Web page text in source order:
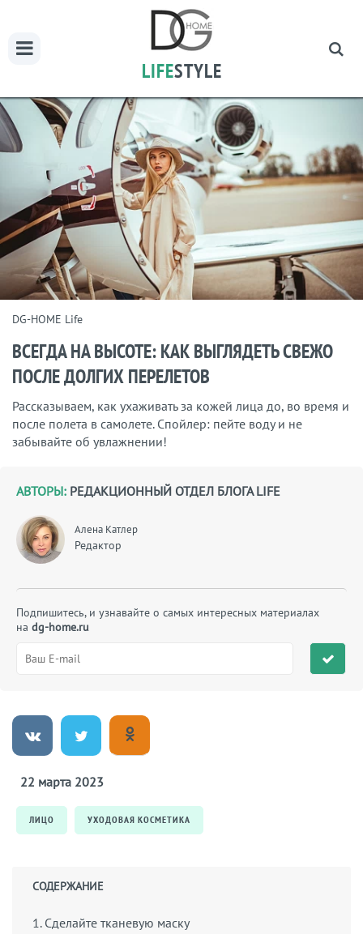
LIFESTYLE
DG-HOME Life
ВСЕГДА НА ВЫСОТЕ: КАК ВЫГЛЯДЕТЬ СВЕЖО
ПОСЛЕ ДОЛГИХ ПЕРЕЛЕТОВ
Рассказываем, как ухаживать за кожей лица до, во время и
после полета в самолете. Спойлер: пейте воду и не
забывайте об увлажнении!
АВТОРЫ: РЕДАКЦИОННЫЙ ОТДЕЛ БЛОГА LIFE
Алена Катлер
Редактор
Подпишитесь, и узнавайте о самых интересных материалах
на dg-home.ru
22 марта 2023
ЛИЦО УХОДОВАЯ КОСМЕТИКА
СОДЕРЖАНИЕ
1. Сделайте тканевую маску